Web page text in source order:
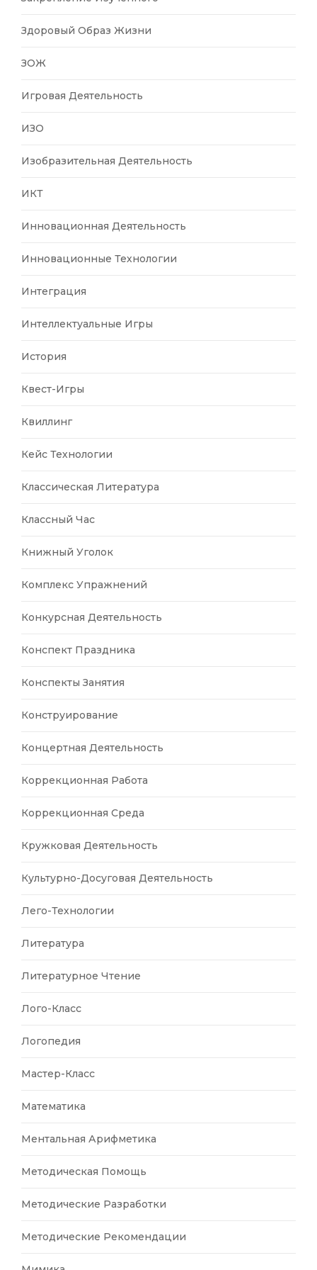
Здоровый Образ Жизни
ЗОЖ
Игровая Деятельность
ИЗО
Изобразительная Деятельность
ИКТ
Инновационная Деятельность
Инновационные Технологии
Интеграция
Интеллектуальные Игры
История
Квест-Игры
Квиллинг
Кейс Технологии
Классическая Литература
Классный Час
Книжный Уголок
Комплекс Упражнений
Конкурсная Деятельность
Конспект Праздника
Конспекты Занятия
Конструирование
Концертная Деятельность
Коррекционная Работа
Коррекционная Среда
Кружковая Деятельность
Культурно-Досуговая Деятельность
Лего-Технологии
Литература
Литературное Чтение
Лого-Класс
Логопедия
Мастер-Класс
Математика
Ментальная Арифметика
Методическая Помощь
Методические Разработки
Методические Рекомендации